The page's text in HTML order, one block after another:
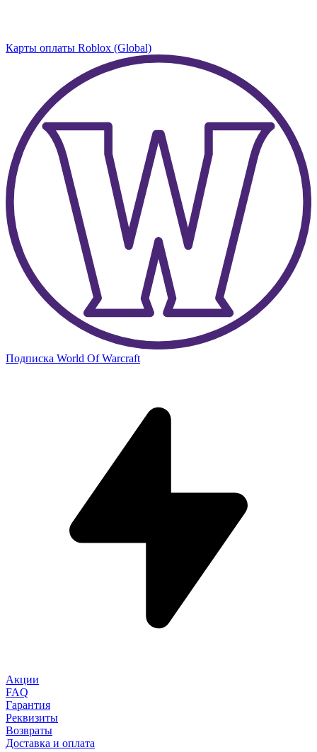
Карты оплаты Roblox (Global)
Подписка World Of Warcraft
Акции
FAQ
Гарантия
Реквизиты
Возвраты
Доставка и оплата